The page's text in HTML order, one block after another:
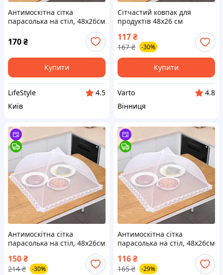
Антимоскітна сітка
парасолька на стіл, 48х26см
/ Антимоскітна парасолька-
ковпак для продуктів / Сітка
чохол на стіл
170₴
Купити
LifeStyle
4.5
Київ
Сітчастий ковпак для
продуктів 48х26 см
Антимоскітний парасолька-
ковпак для продуктів |
Сітка чохол на стіл
117₴
167 ₴ -30%
Купити
Varto
4.8
Вінниця
Антимоскітна сітка
парасолька на стіл, 48х26см
/ Антимоскітна парасолька-
ковпак для продуктів / Сітка
чохол на стіл
150₴
214 ₴ -30%
Антимоскітна сітка
парасолька на стіл, 48х26см
/ Антимоскітна парасолька-
ковпак для продуктів / Сітка
чохол на стіл
116₴
165 ₴ -29%